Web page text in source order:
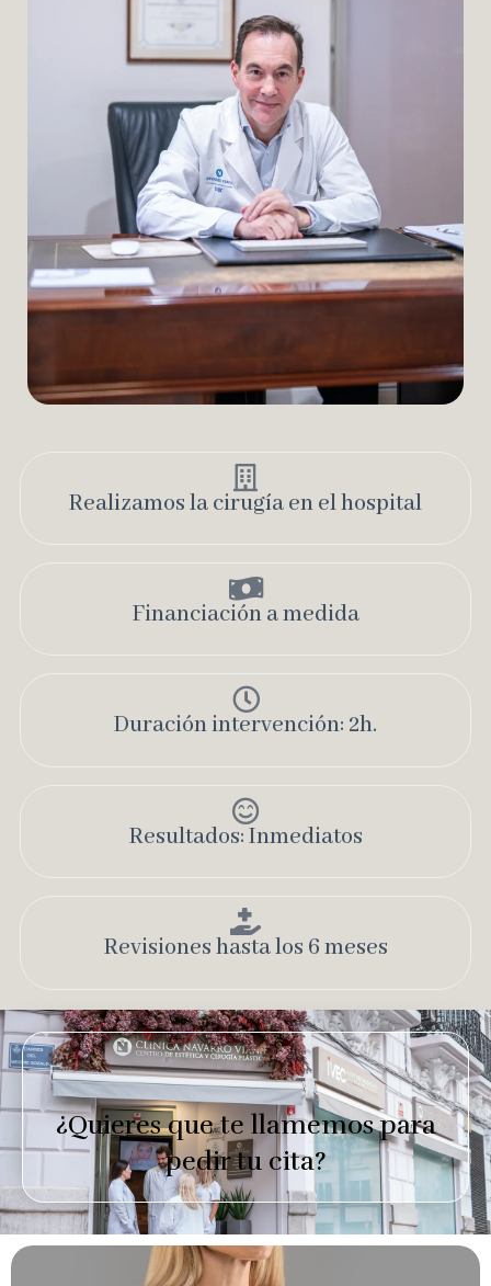
Realizamos la cirugía en el hospital​
Financiación a medida​
Duración intervención: 2h.
Resultados: Inmediatos
Revisiones hasta los 6 meses
¿Quieres que te llamemos para
pedir tu cita?